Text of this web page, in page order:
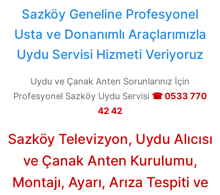
Sazköy Geneline Profesyonel
Usta ve Donanımlı Araçlarımızla
Uydu Servisi Hizmeti Veriyoruz
Uydu ve Çanak Anten Sorunlarınız İçin
Profesyonel Sazköy Uydu Servisi ☎ 0533 770
42 42
Sazköy Televizyon, Uydu Alıcısı
ve Çanak Anten Kurulumu,
Montajı, Ayarı, Arıza Tespiti ve